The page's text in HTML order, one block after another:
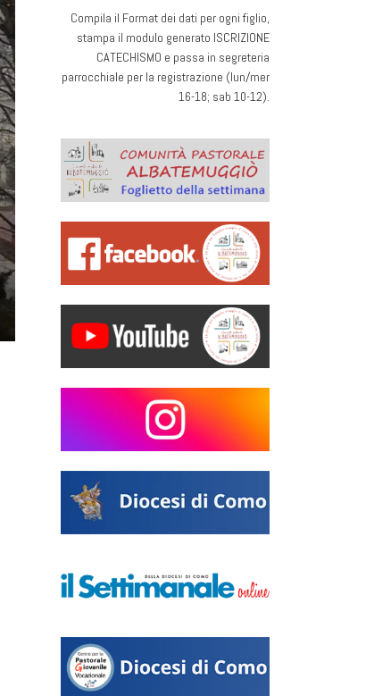
Compila il Format dei dati per ogni figlio,
stampa il modulo generato ISCRIZIONE
CATECHISMO e passa in segreteria
parrocchiale per la registrazione (lun/mer
16-18; sab 10-12).